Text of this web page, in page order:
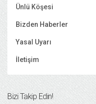
Ünlü Köşesi
Bizden Haberler
Yasal Uyarı
İletişim
Bizi Takip Edin!